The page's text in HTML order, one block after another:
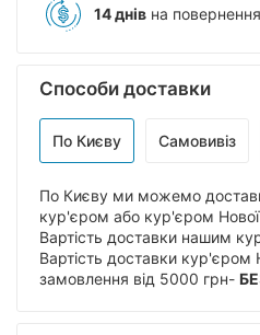
14 днів на
Способи доставки
По Києву Самовивіз
По Києву ми можемо
кур'єром або кур'єром
Вартість доставки нашим
Вартість доставки кур'єром
замовлення від 5000 грн-